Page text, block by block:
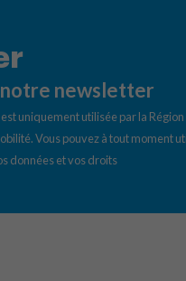
newsletter
uniquement utilisée par la
Vous pouvez à tout moment
données et vos droits